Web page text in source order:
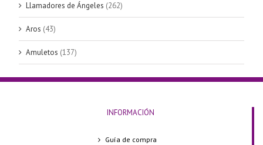
Llamadores de Ángeles (262)
Aros (43)
Amuletos (137)
INFORMACIÓN
Guía de compra